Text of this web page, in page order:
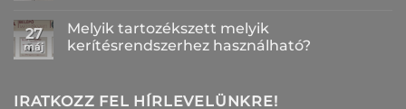
felület
bejegyzéshez
kerítésszett
2026-
ban?
a(z)
Linea
vagy
kerítés
27
máj
Melyik tartozékszett melyik
kerítésrendszerhez használható?
Melyik
IRATKOZZ FEL HÍRLEVELÜNKRE!